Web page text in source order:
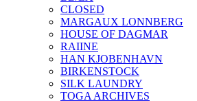
CLOSED
MARGAUX LONNBERG
HOUSE OF DAGMAR
RAIINE
HAN KJOBENHAVN
BIRKENSTOCK
SILK LAUNDRY
TOGA ARCHIVES